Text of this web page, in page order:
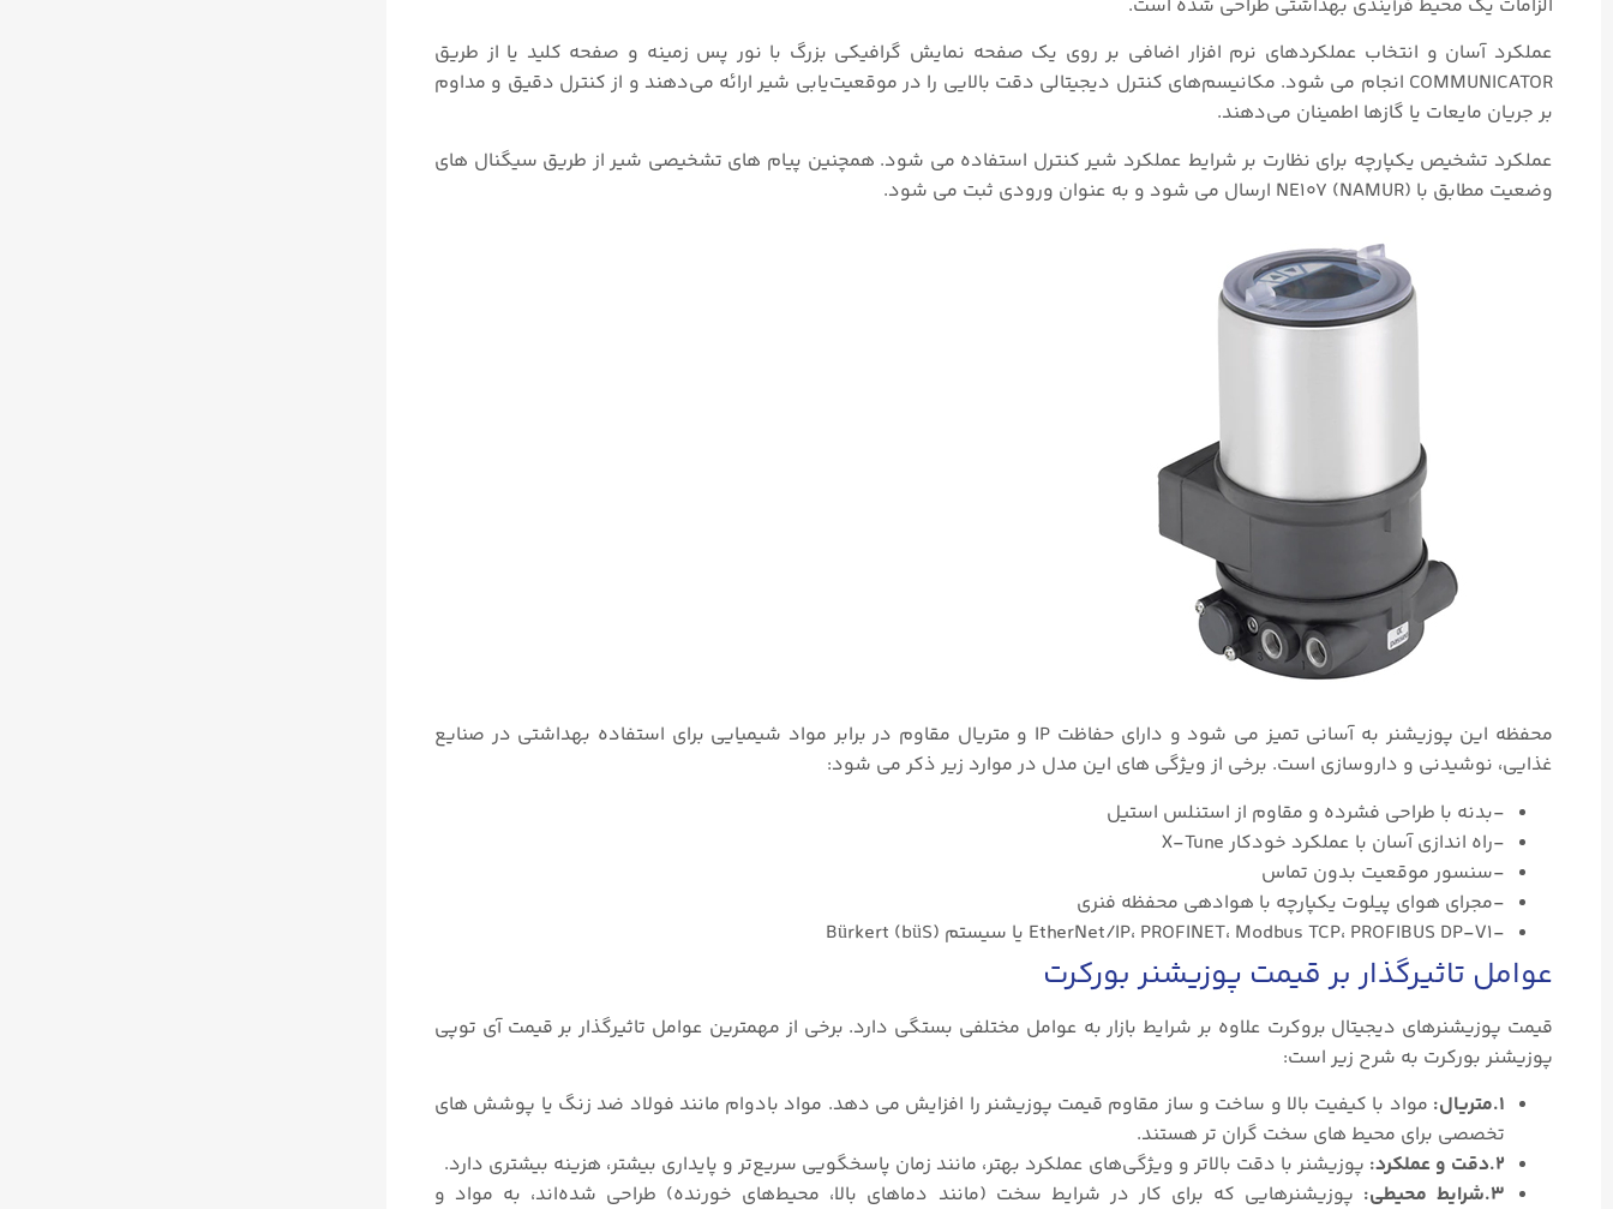
الزامات یک محیط فرآیندی بهداشتی طراحی شده است.
عملکرد آسان و انتخاب عملکردهای نرم افزار اضافی بر روی یک صفحه نمایش گرافیکی بزرگ با نور پس زمینه و صفحه کلید یا از طریق
COMMUNICATOR انجام می شود. مکانیسم‌های کنترل دیجیتالی دقت بالایی را در موقعیت‌یابی شیر ارائه می‌دهند و از کنترل دقیق و مداوم
بر جریان مایعات یا گازها اطمینان می‌دهند.
عملکرد تشخیص یکپارچه برای نظارت بر شرایط عملکرد شیر کنترل استفاده می شود. همچنین پیام های تشخیصی شیر از طریق سیگنال های
وضعیت مطابق با NE107 (NAMUR) ارسال می شود و به عنوان ورودی ثبت می شود.
محفظه این پوزیشنر به آسانی تمیز می شود و دارای حفاظت IP و متریال مقاوم در برابر مواد شیمیایی برای استفاده بهداشتی در صنایع
غذایی، نوشیدنی و داروسازی است. برخی از ویژگی های این مدل در موارد زیر ذکر می شود:
-بدنه با طراحی فشرده و مقاوم از استنلس استیل
-راه اندازی آسان با عملکرد خودکار X-Tune
-سنسور موقعیت بدون تماس
-مجرای هوای پیلوت یکپارچه با هوادهی محفظه فنری
-EtherNet/IP، PROFINET، Modbus TCP، PROFIBUS DP-V1 یا سیستم Bürkert (büS)
عوامل تاثیرگذار بر قیمت پوزیشنر بورکرت
قیمت پوزیشنرهای دیجیتال بروکرت علاوه بر شرایط بازار به عوامل مختلفی بستگی دارد. برخی از مهمترین عوامل تاثیرگذار بر قیمت آی توپی
پوزیشنر بورکرت به شرح زیر است:
۱.متریال:
مواد با کیفیت بالا و ساخت و ساز مقاوم قیمت پوزیشنر را افزایش می دهد. مواد بادوام مانند فولاد ضد زنگ یا پوشش های
تخصصی برای محیط های سخت گران تر هستند.
۲.دقت و عملکرد:
پوزیشنر با دقت بالاتر و ویژگی‌های عملکرد بهتر، مانند زمان پاسخگویی سریع‌تر و پایداری بیشتر، هزینه بیشتری دارد.
۳.شرایط محیطی:
پوزیشنرهایی که برای کار در شرایط سخت (مانند دماهای بالا، محیط‌های خورنده) طراحی شده‌اند، به مواد و